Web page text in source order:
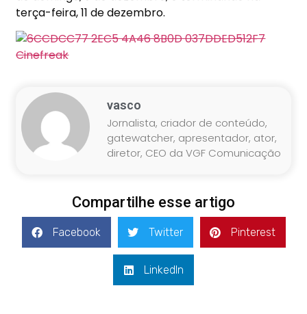
terça-feira, 11 de dezembro.
vasco
Jornalista, criador de conteúdo,
gatewatcher, apresentador, ator,
diretor, CEO da VGF Comunicação
Compartilhe esse artigo
Facebook Twitter Pinterest
LinkedIn